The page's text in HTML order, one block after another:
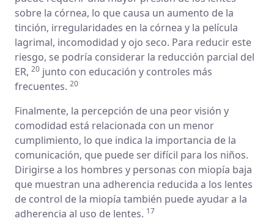
sobre la córnea, lo que causa un aumento de la
tinción, irregularidades en la córnea y la película
lagrimal, incomodidad y ojo seco. Para reducir este
riesgo, se podría considerar la reducción parcial del
ER, 20 junto con educación y controles más
frecuentes. 20
Finalmente, la percepción de una peor visión y
comodidad está relacionada con un menor
cumplimiento, lo que indica la importancia de la
comunicación, que puede ser difícil para los niños.
Dirigirse a los hombres y personas con miopía baja
que muestran una adherencia reducida a los lentes
de control de la miopía también puede ayudar a la
adherencia al uso de lentes. 17